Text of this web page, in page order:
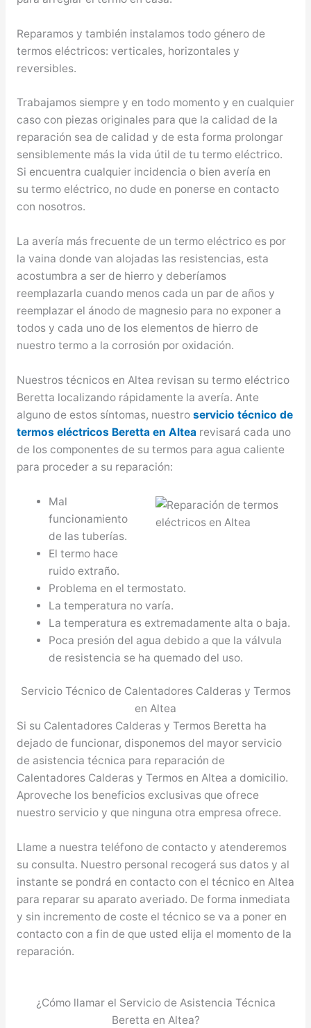
Reparamos y también instalamos todo género de
termos eléctricos: verticales, horizontales y
reversibles.
Trabajamos siempre y en todo momento y en cualquier
caso con piezas originales para que la calidad de la
reparación sea de calidad y de esta forma prolongar
sensiblemente más la vida útil de tu termo eléctrico.
Si encuentra cualquier incidencia o bien avería en
su termo eléctrico, no dude en ponerse en contacto
con nosotros.
La avería más frecuente de un termo eléctrico es por
la vaina donde van alojadas las resistencias, esta
acostumbra a ser de hierro y deberíamos
reemplazarla cuando menos cada un par de años y
reemplazar el ánodo de magnesio para no exponer a
todos y cada uno de los elementos de hierro de
nuestro termo a la corrosión por oxidación.
Nuestros técnicos en Altea revisan su termo eléctrico
Beretta localizando rápidamente la avería. Ante
alguno de estos síntomas, nuestro servicio técnico de
termos eléctricos Beretta en Altearevisará cada uno
de los componentes de su termos para agua caliente
para proceder a su reparación:
Mal
funcionamiento
de las tuberías.
El termo hace
ruido extraño.
Problema en el termostato.
La temperatura no varía.
La temperatura es extremadamente alta o baja.
Poca presión del agua debido a que la válvula
de resistencia se ha quemado del uso.
Servicio Técnico de Calentadores Calderas y Termos
en Altea
Si su Calentadores Calderas y Termos Beretta ha
dejado de funcionar, disponemos del mayor servicio
de asistencia técnica para reparación de
Calentadores Calderas y Termos en Altea a domicilio.
Aproveche los beneficios exclusivas que ofrece
nuestro servicio y que ninguna otra empresa ofrece.
Llame a nuestra teléfono de contacto y atenderemos
su consulta. Nuestro personal recogerá sus datos y al
instante se pondrá en contacto con el técnico en Altea
para reparar su aparato averiado. De forma inmediata
y sin incremento de coste el técnico se va a poner en
contacto con a fin de que usted elija el momento de la
reparación.
¿Cómo llamar el Servicio de Asistencia Técnica
Beretta en Altea?